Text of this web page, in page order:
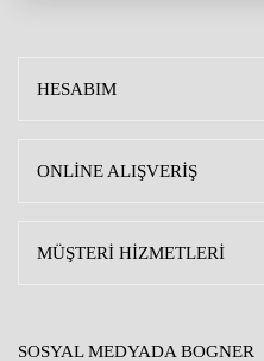
HESABIM
ONLİNE ALIŞVERİŞ
MÜŞTERİ HİZMETLERİ
SOSYAL MEDYADA BOGNER